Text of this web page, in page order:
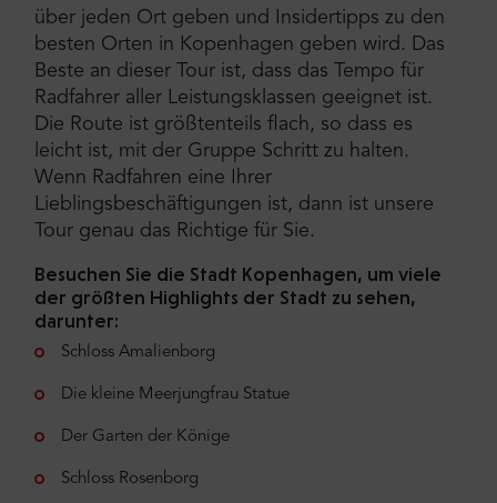
über jeden Ort geben und Insidertipps zu den
besten Orten in Kopenhagen geben wird. Das
Beste an dieser Tour ist, dass das Tempo für
Radfahrer aller Leistungsklassen geeignet ist.
Die Route ist größtenteils flach, so dass es
leicht ist, mit der Gruppe Schritt zu halten.
Wenn Radfahren eine Ihrer
Lieblingsbeschäftigungen ist, dann ist unsere
Tour genau das Richtige für Sie.
Besuchen Sie die Stadt Kopenhagen, um viele
der größten Highlights der Stadt zu sehen,
darunter:
Schloss Amalienborg
Die kleine Meerjungfrau Statue
Der Garten der Könige
Schloss Rosenborg